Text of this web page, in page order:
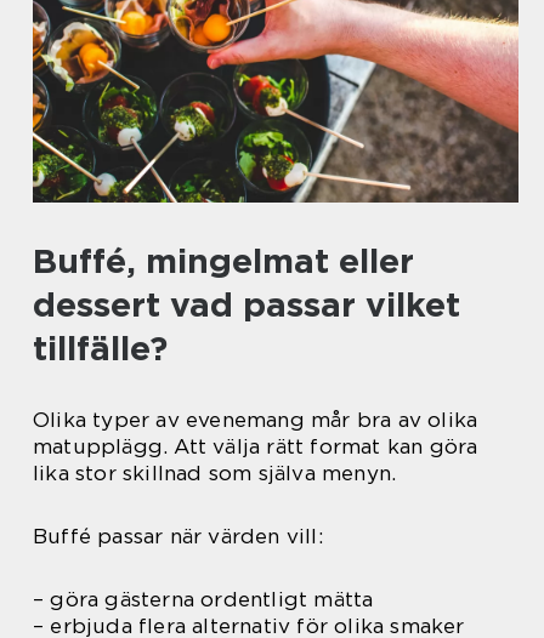
Buffé, mingelmat eller
dessert vad passar vilket
tillfälle?
Olika typer av evenemang mår bra av olika
matupplägg. Att välja rätt format kan göra
lika stor skillnad som själva menyn.
Buffé passar när värden vill:
– göra gästerna ordentligt mätta
– erbjuda flera alternativ för olika smaker